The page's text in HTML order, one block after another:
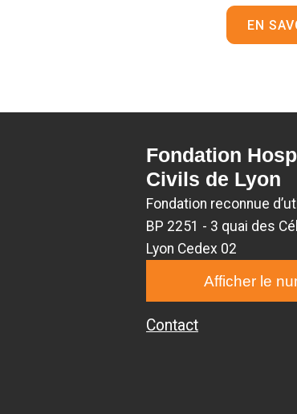
EN
Fondation
Civils de Lyon
Fondation reconnue
BP 2251 - 3 quai des
Lyon Cedex 02
Afficher le
Contact